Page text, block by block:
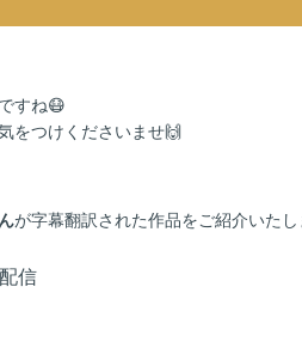
すね😷
をつけくださいませ🙌
が字幕翻訳された作品をご紹介いたし
信